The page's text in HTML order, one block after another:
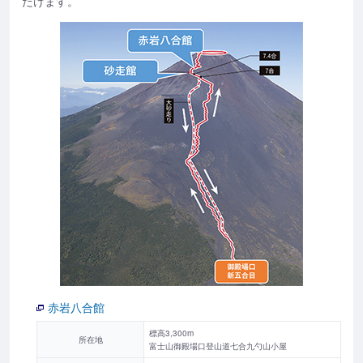
赤岩八合館
所在地
標高3,300m
富士山御殿場口登山道七合九勺山小屋